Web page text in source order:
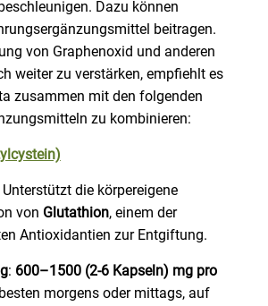
Dazu können
beitragen.
von Graphenoxid und anderen
weiter zu verstärken, empfiehlt es
zusammen mit den folgenden
zu kombinieren:
Unterstützt die körpereigene
von Glutathion, einem der
Antioxidantien zur Entgiftung.
: 600–1500 (2-6 Kapseln) mg pro
morgens oder mittags, auf